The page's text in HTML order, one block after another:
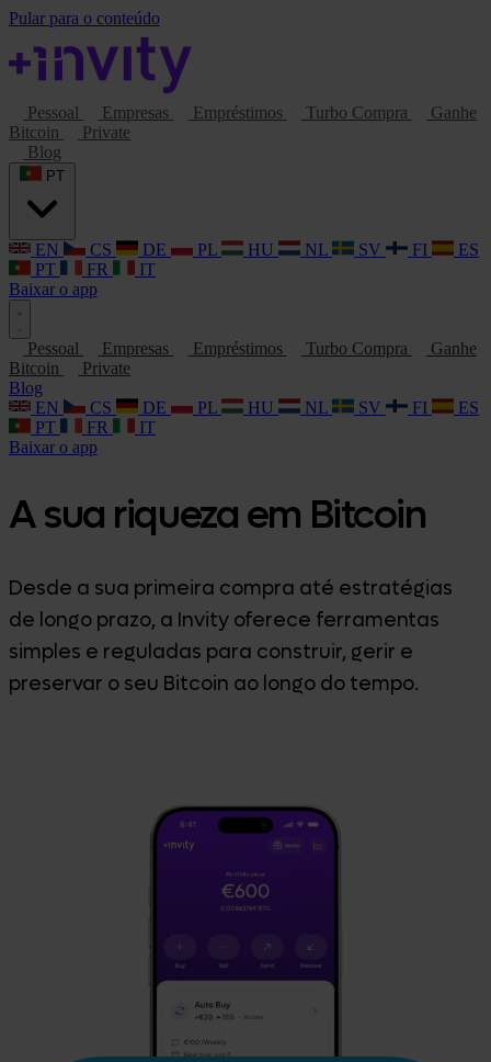
Pular para o conteúdo
Pessoal Empresas Empréstimos Turbo Compra
Ganhe
Bitcoin
Private
Blog
EN CS DE PL HU NL SV FI
ES
PT
FR
IT
Baixar o app
Pessoal Empresas Empréstimos Turbo Compra
Ganhe
Bitcoin
Private
Blog
EN
CS DE PL HU NL SV FI
ES
PT
FR
IT
Baixar o app
A sua riqueza em Bitcoin
Desde a sua primeira compra até estratégias
de longo prazo, a Invity oferece ferramentas
simples e reguladas para construir, gerir e
preservar o seu Bitcoin ao longo do tempo.